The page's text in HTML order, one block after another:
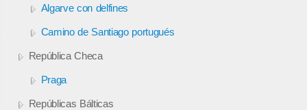
Algarve con delfines
Camino de Santiago portugués
República Checa
Praga
Repúblicas Bálticas